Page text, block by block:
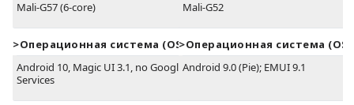
Mali-G57 (6-core)
>Oперационная система (OS)
Android 10, Magic UI 3.1, no Google Play
Services
Mali-G52
>Oперационная система (OS)
Android 9.0 (Pie); EMUI 9.1